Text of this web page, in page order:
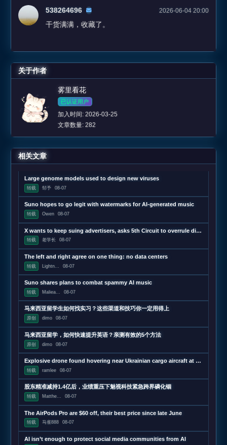
538264696 2026-06-04 20:00
干货满满，收藏了。
关于作者
雾里看花
已认证用户
加入时间: 2026-03-25
文章数量: 282
相关文章
Large genome models used to design new viruses
转载 邹予 08-07
Suno hopes to go legit with watermarks for AI-generated music
转载 Owen 08-07
X wants to keep suing advertisers, asks 5th Circuit to overrule district judge
转载 老学长 08-07
The left and right agree on one thing: no data centers
转载 Lightn... 08-07
Suno shares plans to combat spammy AI music
转载 Maliea... 08-07
马来西亚留学生如何找实习？这些渠道和技巧你一定用得上
原创 dimo 08-07
马来西亚留学，如何快速提升英语？亲测有效的5个方法
原创 dimo 08-07
Explosive drone found hovering near Ukrainian cargo aircraft at German airport
转载 ramlee 08-07
股东精准减持1.4亿后，业绩重压下魅视科技紧急跨界磷化铟
转载 Matthe... 08-07
The AirPods Pro are $60 off, their best price since late June
转载 马雀888 08-07
AI isn’t enough to protect social media communities from AI